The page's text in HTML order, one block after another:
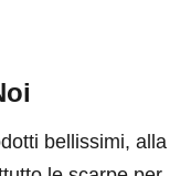
bellissimi, alla